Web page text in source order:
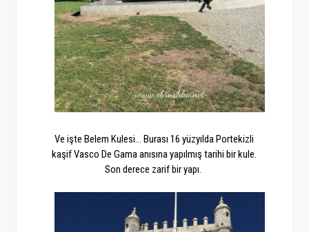
Ve işte Belem Kulesi... Burası 16 yüzyılda Portekizli
kaşif Vasco De Gama anısına yapılmış tarihi bir kule.
Son derece zarif bir yapı.